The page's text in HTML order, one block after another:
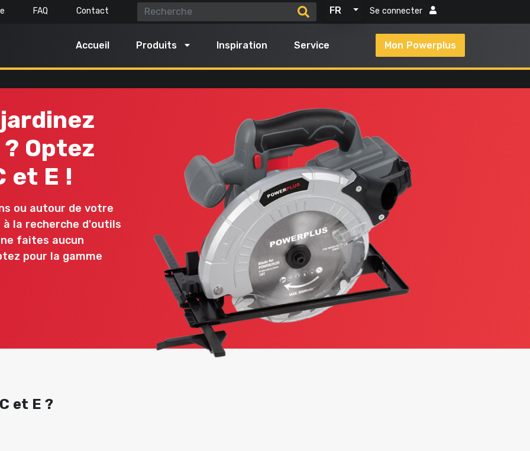
FAQ Contact FR Se connecter
Accueil Produits Inspiration Service Mon Powerplus
à l'extérieur
et tailler
outils de jardinage
Gonfler et aspirer l'air
Tout inclus dans cette
catégorie
Tous les produits
Optez
et E !
ou autour de votre
la recherche d'outils
faites aucun
pour la gamme
et E ?